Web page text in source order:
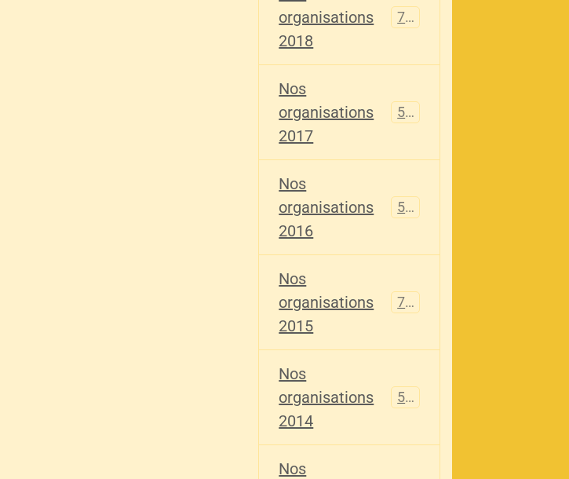
organisations
2018
741
Nos
organisations
2017
555
Nos
organisations
2016
520
Nos
organisations
2015
776
Nos
organisations
2014
516
Nos